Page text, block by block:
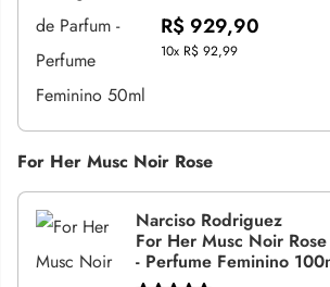
R$ 929,90
10x R$ 92,99
For Her Musc Noir Rose
Narciso Rodriguez
For Her Musc Noir
- Perfume Feminino